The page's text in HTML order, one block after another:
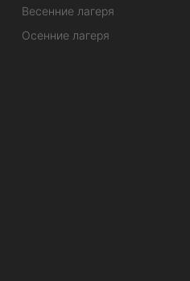
Весенние лагеря
Осенние лагеря